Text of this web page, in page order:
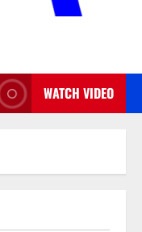
WATCH VIDEO